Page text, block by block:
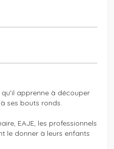
apprenne à découper
ses bouts ronds.
EAJE, les professionnels
le donner à leurs enfants